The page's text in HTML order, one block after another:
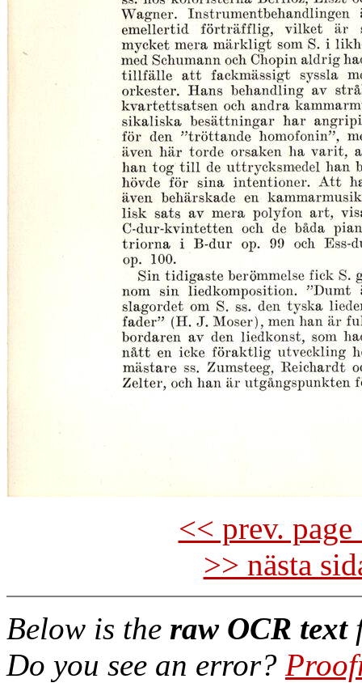
<< prev.
>> nästa
Below is the raw OCR text
Do you see an error?